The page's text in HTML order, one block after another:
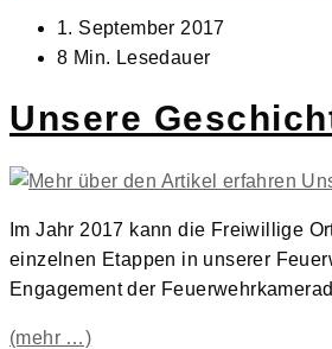
Beitrag
veröffentlicht:
1. September 2017
Lesedauer:
8 Min. Lesedauer
Unsere
Im Jahr 2017 kann die Freiwillige
einzelnen Etappen in unserer
Engagement der
(mehr …)